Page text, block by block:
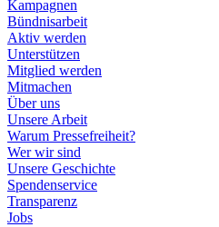
Kampagnen
Bündnisarbeit
Aktiv werden
Unterstützen
Mitglied werden
Mitmachen
Über uns
Unsere Arbeit
Warum Pressefreiheit?
Wer wir sind
Unsere Geschichte
Spendenservice
Transparenz
Jobs